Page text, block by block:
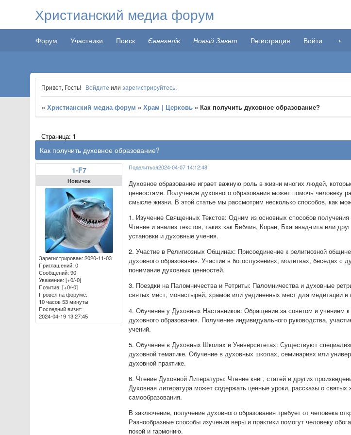
Христианский медиа форум
Форум Участники Поиск Євангеліє Новый Завет Регистрация Войти ➝
Привет, Гость! Войдите или зарегистрируйтесь.
»Христианский медиа форум »Храм | Церковь »Как получить духовное образование?
Как получить духовное образование?
Страница:1
Поделиться2024-04-07 14:12:48
1-F7
Новичок
Зарегистрирован: 2020-11-03
Приглашений:0
Сообщений:90
Уважение:[+0/-0]
Позитив:[+0/-0]
Провел на форуме:
10 часов 53 минуты
Последний визит:
2024-04-19 13:27:45
Духовное образование играет важную роль в жизни многих людей,
ценностями. Получение духовного образования может помочь человеку
смысле жизни. В этой статье мы рассмотрим несколько способов, как
1. Изучение Священных Текстов: Одним из основных способов
Чтение и анализ текстов, таких как Библия, Коран, Бхагавад-гита или
установки и духовные учения.
2. Участие в Религиозных Общинах: Присоединение к религиозной
духовного образования. Участие в богослужениях, молитвах, беседах
понимание духовных ценностей.
3. Поездки на Паломничества и Ретриты: Паломничества и духовные
святых мест, монастырей, храмов или уединенных мест для медитации
4. Обучение у Духовных Наставников: Обращение за советом и
духовного образования. Получение индивидуального руководства,
учений.
5. Обучение в Духовных Школах и Университетах: Существуют
духовной тематике. Обучение в духовных школах, семинариях или
духовной практике.
6. Чтение Духовной Литературы: Чтение книг, статей и других
Духовная литература может содержать ценные уроки, рассказы о
самообразования.
В заключение, получение духовного образования требует от человека
Разнообразные способы изучения веры и практики помогут человеку
покой и гармонию.